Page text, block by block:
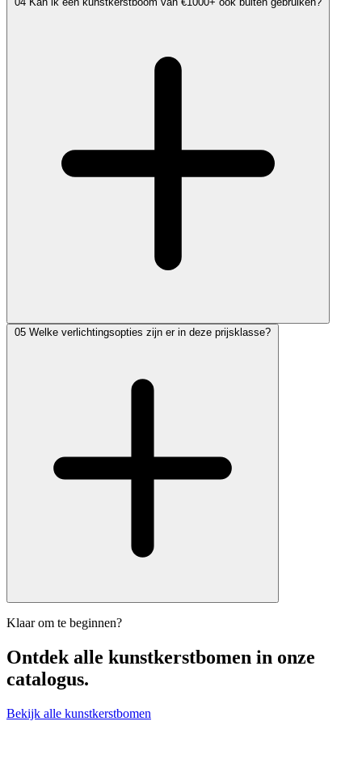
05 Welke verlichtingsopties zijn er in deze prijsklasse?
Klaar om te beginnen?
Ontdek alle kunstkerstbomen in onze
catalogus.
Bekijk alle kunstkerstbomen